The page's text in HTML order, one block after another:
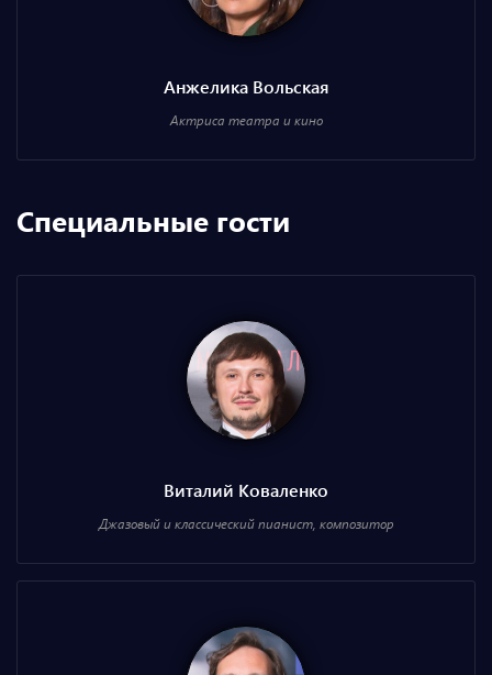
Анжелика Вольская
Актриса театра и кино
Специальные гости
Виталий Коваленко
Джазовый и классический пианист, композитор